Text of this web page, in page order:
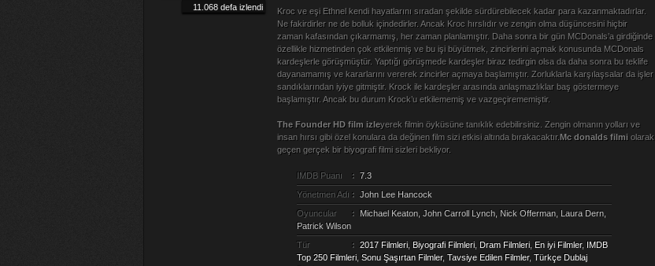
11.068 defa izlendi
Kroc ve eşi Ethnel kendi hayatlarını sıradan şekilde sürdürebilecek kadar para kazanmaktadırlar.
Ne fakirdirler ne de bolluk içindedirler. Ancak Kroc hırslıdır ve zengin olma düşüncesini hiçbir
zaman kafasından çıkarmamış, her zaman planlamıştır. Daha sonra bir gün MCDonals’a girdiğinde
özellikle hizmetinden çok etkilenmiş ve bu işi büyütmek, zincirlerini açmak konusunda MCDonals
kardeşlerle görüşmüştür. Yaptığı görüşmede kardeşler biraz tedirgin olsa da daha sonra bu teklife
dayanamamış ve kararlarını vererek zincirler açmaya başlamıştır. Zorluklarla karşılaşsalar da işler
sandıklarından iyiye gitmiştir. Krock ile kardeşler arasında anlaşmazlıklar baş göstermeye
başlamıştır. Ancak bu durum Krock’u etkilememiş ve vazgeçirememiştir.
The Founder HD film izleyerek filmin öyküsüne tanıklık edebilirsiniz. Zengin olmanın yolları ve
insan hırsı gibi özel konulara da değinen film sizi etkisi altında bırakacaktır.Mc donalds filmiolarak
geçen gerçek bir biyografi filmi sizleri bekliyor.
IMDB Puanı : 7.3
Yönetmen Adı : John Lee Hancock
Oyuncular
:
Michael Keaton, John Carroll Lynch, Nick Offerman, Laura Dern,
Patrick Wilson
Tür
: 2017 Filmleri, Biyografi Filmleri, Dram Filmleri, En iyi Filmler, IMDB
Top 250 Filmleri, Sonu Şaşırtan Filmler, Tavsiye Edilen Filmler, Türkçe Dublaj